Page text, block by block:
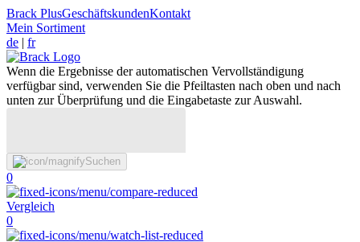
Brack PlusGeschäftskundenKontakt
Mein Sortiment
de | fr
Wenn die Ergebnisse der automatischen Vervollständigung
verfügbar sind, verwenden Sie die Pfeiltasten nach oben und nach
unten zur Überprüfung und die Eingabetaste zur Auswahl.
Suchen
0
Vergleich
0